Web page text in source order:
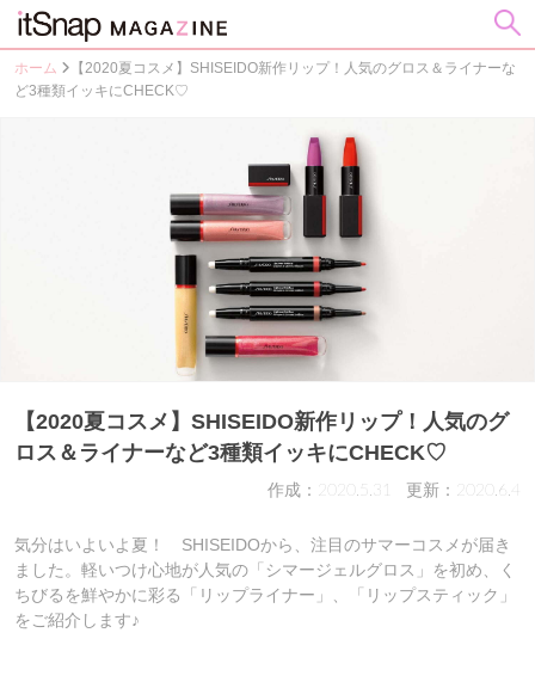
ホーム
【2020夏コスメ】SHISEIDO新作リップ！人気のグロス＆ライナーな
ど3種類イッキにCHECK♡
【2020夏コスメ】SHISEIDO新作リップ！人気のグ
ロス＆ライナーなど3種類イッキにCHECK♡
作成：2020.5.31 更新：2020.6.4
気分はいよいよ夏！ SHISEIDOから、注目のサマーコスメが届き
ました。軽いつけ心地が人気の「シマージェルグロス」を初め、く
ちびるを鮮やかに彩る「リップライナー」、「リップスティック」
をご紹介します♪